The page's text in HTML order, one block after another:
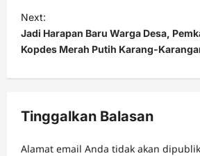
Next:
Jadi Harapan Baru Warga Desa,
Kopdes Merah Putih Karang-
Tinggalkan Balasan
Alamat email Anda tidak akan